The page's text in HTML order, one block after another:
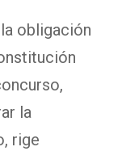
obligación
la
rige